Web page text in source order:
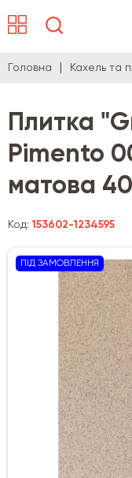
Головна Кахель та
Плитка
Pimento
матова
Код:153602-1234595
ПІД ЗАМОВЛЕННЯ